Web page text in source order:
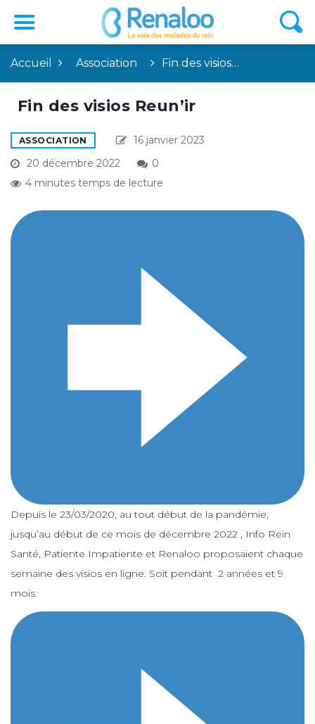
Accueil Association Fin des visios…
Fin des visios Reun’ir
ASSOCIATION
16 janvier 2023
20 décembre 2022
0
4 minutes temps de lecture
Depuis le 23/03/2020, au tout début de la pandémie,
jusqu’au début de ce mois de décembre 2022 , Info Rein
Santé, Patiente Impatiente et Renaloo proposaient chaque
semaine des visios en ligne. Soit pendant 2 années et 9
mois.